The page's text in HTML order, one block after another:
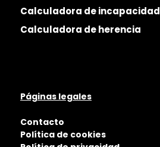
Calculadora de incapacidad
Calculadora de herencia
Páginas legales
Contacto
Política de cookies